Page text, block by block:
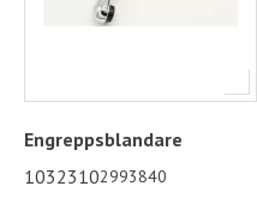
Engreppsblandare
10323102993840